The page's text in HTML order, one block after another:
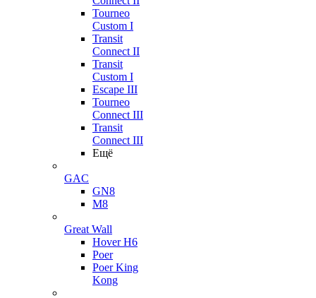
Tourneo
Custom I
Transit
Connect II
Transit
Custom I
Escape III
Tourneo
Connect III
Transit
Connect III
Ещё
GAC
GN8
M8
Great Wall
Hover H6
Poer
Poer King
Kong